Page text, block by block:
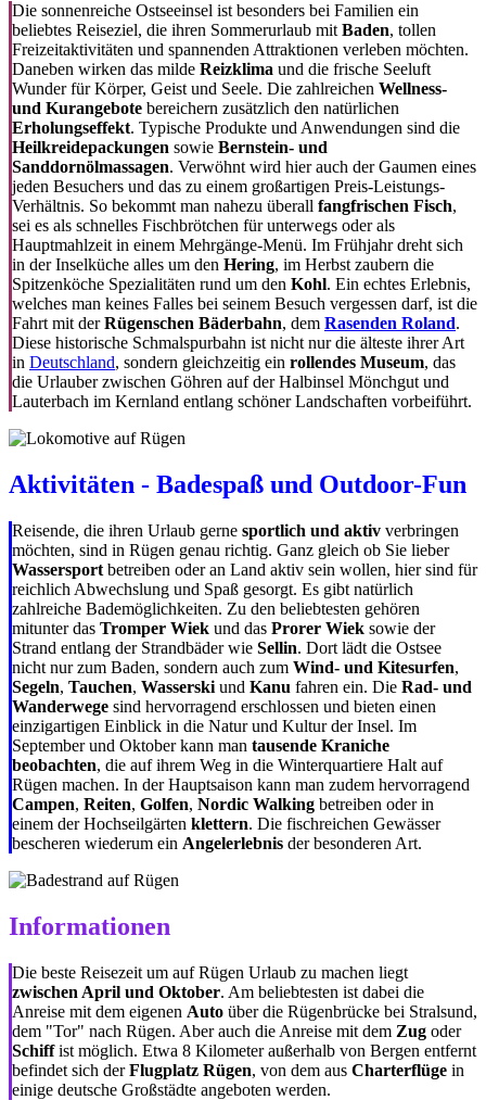
Die sonnenreiche Ostseeinsel ist besonders bei Familien ein
beliebtes Reiseziel, die ihren Sommerurlaub mit Baden, tollen
Freizeitaktivitäten und spannenden Attraktionen verleben möchten.
Daneben wirken das milde Reizklima und die frische Seeluft
Wunder für Körper, Geist und Seele. Die zahlreichen Wellness-
und Kurangebote bereichern zusätzlich den natürlichen
Erholungseffekt. Typische Produkte und Anwendungen sind die
Heilkreidepackungen sowie Bernstein- und
Sanddornölmassagen. Verwöhnt wird hier auch der Gaumen eines
jeden Besuchers und das zu einem großartigen Preis-Leistungs-
Verhältnis. So bekommt man nahezu überall fangfrischen Fisch,
sei es als schnelles Fischbrötchen für unterwegs oder als
Hauptmahlzeit in einem Mehrgänge-Menü. Im Frühjahr dreht sich
in der Inselküche alles um den Hering, im Herbst zaubern die
Spitzenköche Spezialitäten rund um den Kohl. Ein echtes Erlebnis,
welches man keines Falles bei seinem Besuch vergessen darf, ist die
Fahrt mit derRügenschen Bäderbahn, dem Rasenden Roland.
Diese historische Schmalspurbahn ist nicht nur die älteste ihrer Art
in Deutschland, sondern gleichzeitig ein rollendes Museum, das
die Urlauber zwischen Göhren auf der Halbinsel Mönchgut und
Lauterbach im Kernland entlang schöner Landschaften vorbeiführt.
Aktivitäten - Badespaß und Outdoor-Fun
Reisende, die ihren Urlaub gerne sportlich und aktiv verbringen
möchten, sind in Rügen genau richtig. Ganz gleich ob Sie lieber
Wassersport betreiben oder an Land aktiv sein wollen, hier sind für
reichlich Abwechslung und Spaß gesorgt. Es gibt natürlich
zahlreiche Bademöglichkeiten. Zu den beliebtesten gehören
mitunter das Tromper Wiek und das Prorer Wiek sowie der
Strand entlang der Strandbäder wie Sellin. Dort lädt die Ostsee
nicht nur zum Baden, sondern auch zum Wind- und Kitesurfen,
Segeln, Tauchen, Wasserski und Kanu fahren ein. Die Rad- und
Wanderwege sind hervorragend erschlossen und bieten einen
einzigartigen Einblick in die Natur und Kultur der Insel. Im
September und Oktober kann man tausende Kraniche
beobachten, die auf ihrem Weg in die Winterquartiere Halt auf
Rügen machen. In der Hauptsaison kann man zudem hervorragend
Campen, Reiten, Golfen, Nordic Walking betreiben oder in
einem der Hochseilgärten klettern. Die fischreichen Gewässer
bescheren wiederum ein Angelerlebnis der besonderen Art.
Informationen
Die beste Reisezeit um auf Rügen Urlaub zu machen liegt
zwischen April und Oktober. Am beliebtesten ist dabei die
Anreise mit dem eigenen Auto über die Rügenbrücke bei Stralsund,
dem "Tor" nach Rügen. Aber auch die Anreise mit dem Zug oder
Schiffist möglich. Etwa 8 Kilometer außerhalb von Bergen entfernt
befindet sich derFlugplatz Rügen, von dem aus Charterflüge in
einige deutsche Großstädte angeboten werden.